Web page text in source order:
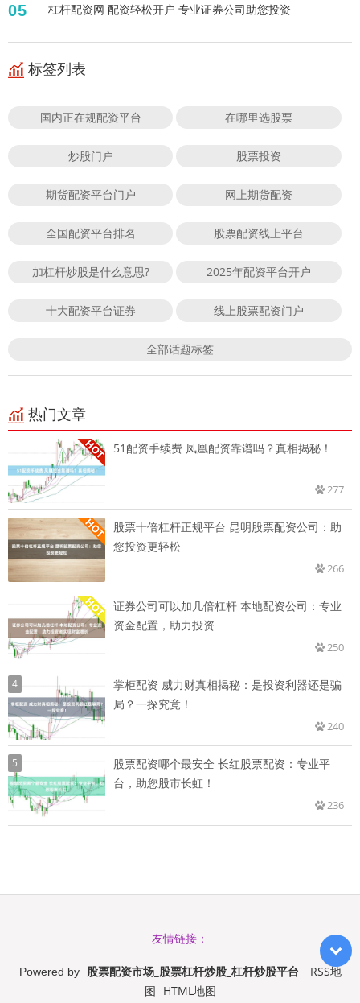
05 杠杆配资网 配资轻松开户 专业证券公司助您投资
标签列表
国内正在规配资平台 在哪里选股票
炒股门户 股票投资
期货配资平台门户 网上期货配资
全国配资平台排名 股票配资线上平台
加杠杆炒股是什么意思? 2025年配资平台开户
十大配资平台证券 线上股票配资门户
全部话题标签
热门文章
51配资手续费 凤凰配资靠谱吗？真相揭秘！
277
股票十倍杠杆正规平台 昆明股票配资公司：助
您投资更轻松
266
证券公司可以加几倍杠杆 本地配资公司：专业
资金配置，助力投资
250
4
掌柜配资 威力财真相揭秘：是投资利器还是骗
局？一探究竟！
240
5
股票配资哪个最安全 长红股票配资：专业平
台，助您股市长虹！
236
友情链接：
Powered by 股票配资市场_股票杠杆炒股_杠杆炒股平台
RSS地
图 HTML地图